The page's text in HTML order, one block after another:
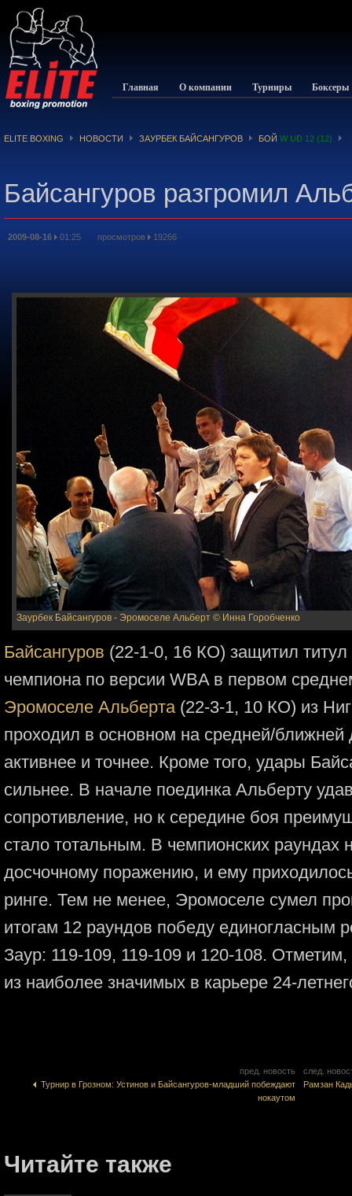
Главная О компании Турниры Боксеры
ELITE BOXING НОВОСТИ ЗАУРБЕК БАЙСАНГУРОВ БОЙ W UD 12 (12)
Байсангуров разгромил
2009-08-16 01:25 просмотров 19266
Заурбек Байсангуров - Эромоселе Альберт © Инна Горобченко
Байсангуров (22-1-0, 16 КО) защитил титул
чемпиона по версии WBA в первом
Эромоселе Альберта(22-3-1, 10 КО) из
проходил в основном на средней/ближней
активнее и точнее. Кроме того, удары
сильнее. B начале поединка Альберту
сопротивление, но к середине боя
стало тотальным. В чемпионских раундах
досчочному поражению, и ему
ринге. Тем не менее, Эромоселе сумел
итогам 12 раундов победу единогласным
Заур: 119-109, 119-109 и 120-108.
из наиболее значимых в карьере 24-
пред. новость
Турнир в Грозном: Устинов и Байсангуров-младший побеждают
нокаутом
след.
Рамзан
Читайте также